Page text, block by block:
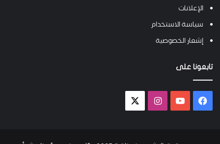
الإعلانات
سياسة الاستخدام
إشعار الخصوصية
تابعونا على
فيسبوك يوتيوب انستقرام